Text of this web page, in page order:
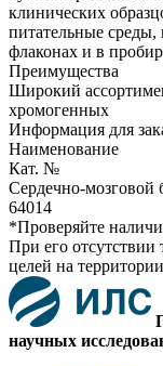
клинических
питательные
флаконах и в
Преимущества
Широкий
хромогенных
Информация для
Наименование
Кат. №
Сердечно-мозговой
64014
*Проверяйте
При его отсутствии
целей на
научных